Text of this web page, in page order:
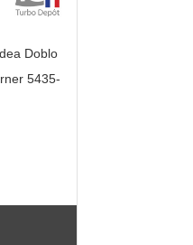
Doblo
5435-